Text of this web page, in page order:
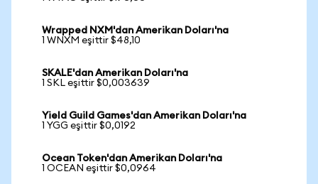
Wrapped NXM'dan Amerikan Doları'na
1 WNXM eşittir $48,10
SKALE'dan Amerikan Doları'na
1 SKL eşittir $0,003639
Yield Guild Games'dan Amerikan Doları'na
1 YGG eşittir $0,0192
Ocean Token'dan Amerikan Doları'na
1 OCEAN eşittir $0,0964